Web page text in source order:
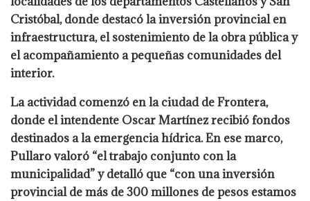
Cristóbal, donde destacó la inversión provincial en
infraestructura, el sostenimiento de la obra pública y
el acompañamiento a pequeñas comunidades del
interior.
La actividad comenzó en la ciudad de Frontera,
donde el intendente Oscar Martínez recibió fondos
destinados a la emergencia hídrica. En ese marco,
Pullaro valoró “el trabajo conjunto con la
municipalidad” y detalló que “con una inversión
provincial de más de 300 millones de pesos estamos